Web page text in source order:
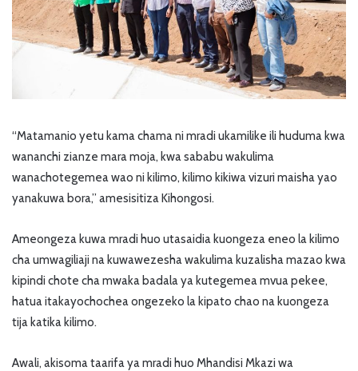
“Matamanio yetu kama chama ni mradi ukamilike ili huduma kwa
wananchi zianze mara moja, kwa sababu wakulima
wanachotegemea wao ni kilimo, kilimo kikiwa vizuri maisha yao
yanakuwa bora,” amesisitiza Kihongosi.
Ameongeza kuwa mradi huo utasaidia kuongeza eneo la kilimo
cha umwagiliaji na kuwawezesha wakulima kuzalisha mazao kwa
kipindi chote cha mwaka badala ya kutegemea mvua pekee,
hatua itakayochochea ongezeko la kipato chao na kuongeza
tija katika kilimo.
Awali, akisoma taarifa ya mradi huo Mhandisi Mkazi wa